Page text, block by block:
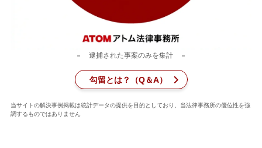
アトムについて知りたい方
弁護士費用
逮捕された事案のみを集計
勾留とは？（Q＆A）
当サイトの解決事例掲載は統計データの提供を目的としており、当法律事務所の優位性を強
調するものではありません